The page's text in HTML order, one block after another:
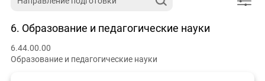
6. Образование и педагогические науки
6.44.00.00
Образование и педагогические науки